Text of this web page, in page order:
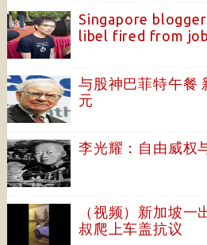
Singapore
libel fired from job
与股神巴菲特午餐
元
李光耀：自由威权
（视频）新加坡一
叔爬上车盖抗议